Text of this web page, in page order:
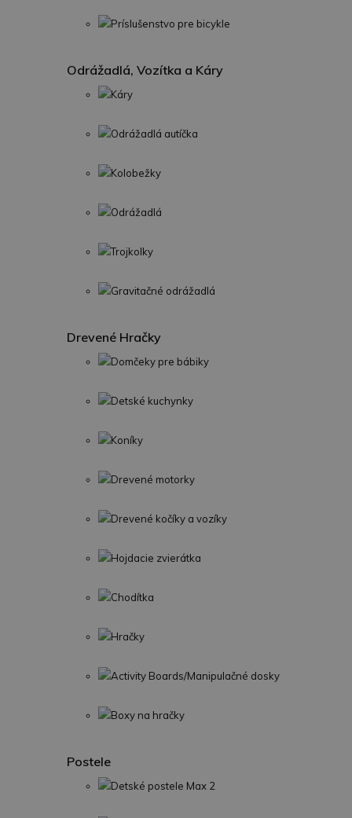
Príslušenstvo pre bicykle
Odrážadlá, Vozítka a Káry
Káry
Odrážadlá autíčka
Kolobežky
Odrážadlá
Trojkolky
Gravitačné odrážadlá
Drevené Hračky
Domčeky pre bábiky
Detské kuchynky
Koníky
Drevené motorky
Drevené kočíky a vozíky
Hojdacie zvierátka
Chodítka
Hračky
Activity Boards/Manipulačné dosky
Boxy na hračky
Postele
Detské postele Max 2